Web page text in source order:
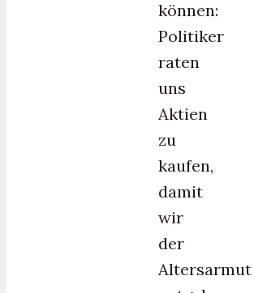
können:
Politiker
raten
uns
Aktien
zu
kaufen,
damit
wir
der
Altersarmut